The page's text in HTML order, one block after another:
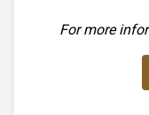
For more